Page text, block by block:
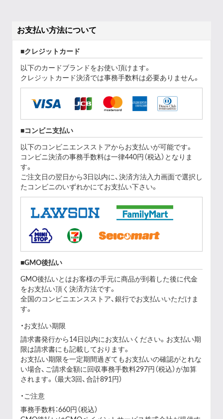
お支払い方法について
クレジットカード
以下のカードブランドをお使い頂けます。
クレジットカード決済では事務手数料は必要ありません。
コンビニ支払い
以下のコンビニエンスストアからお支払いが可能です。
コンビニ決済の事務手数料は一律440円（税込）となりま
す。
ご注文日の翌日から3日以内に、決済方法入力画面で選択し
たコンビニのいずれかにてお支払い下さい。
GMO後払い
GMO後払いとはお客様の手元に商品が到着した後に代金
をお支払い頂く決済方法です。
全国のコンビニエンスストア、銀行でお支払いいただけま
す。
お支払い期限
請求書発行から14日以内にお支払いください。お支払い期
限は請求書にも記載しております。
お支払い期限を一定期間過ぎてもお支払いの確認がとれな
い場合、ご請求金額に回収事務手数料297円（税込）が加算
されます。（最大3回、合計891円）
ご注意
事務手数料：660円（税込）